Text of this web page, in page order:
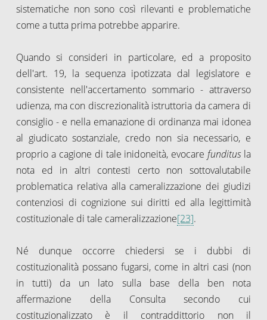
sistematiche non sono così rilevanti e problematiche
come a tutta prima potrebbe apparire.
Quando si consideri in particolare, ed a proposito
dell'art. 19, la sequenza ipotizzata dal legislatore e
consistente nell'accertamento sommario - attraverso
udienza, ma con discrezionalità istruttoria da camera di
consiglio - e nella emanazione di ordinanza mai idonea
al giudicato sostanziale, credo non sia necessario, e
proprio a cagione di tale inidoneità, evocare funditus la
nota ed in altri contesti certo non sottovalutabile
problematica relativa alla cameralizzazione dei giudizi
contenziosi di cognizione sui diritti ed alla legittimità
costituzionale di tale cameralizzazione[23].
Né dunque occorre chiedersi se i dubbi di
costituzionalità possano fugarsi, come in altri casi (non
in tutti) da un lato sulla base della ben nota
affermazione della Consulta secondo cui
costituzionalizzato è il contraddittorio non il